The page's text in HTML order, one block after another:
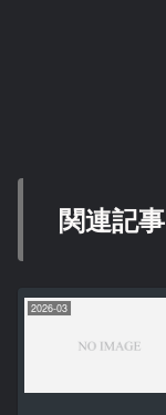
関連記事
2026-03